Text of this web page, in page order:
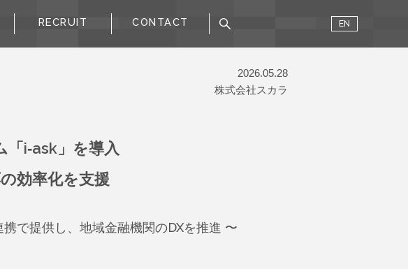
RECRUIT CONTACT EN
2026.05.28
株式会社スカラ
「i-ask」を導入
効率化を支援
で提供し、地域金融機関のDXを推進 〜